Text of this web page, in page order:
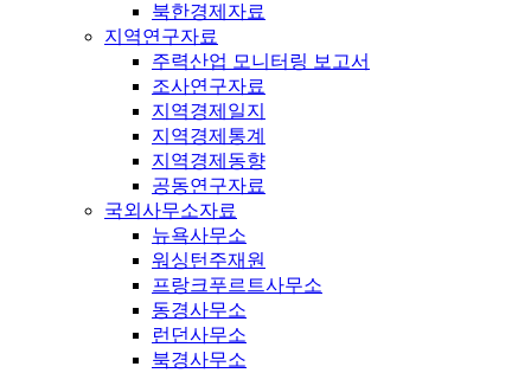
북한경제자료
지역연구자료
주력산업 모니터링 보고서
조사연구자료
지역경제일지
지역경제통계
지역경제동향
공동연구자료
국외사무소자료
뉴욕사무소
워싱턴주재원
프랑크푸르트사무소
동경사무소
런던사무소
북경사무소